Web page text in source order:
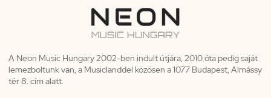
A Neon Music Hungary 2002-ben indult útjára, 2010 óta pedig saját
lemezboltunk van, a Musiclanddel közösen a 1077 Budapest, Almássy
tér 8. cím alatt.